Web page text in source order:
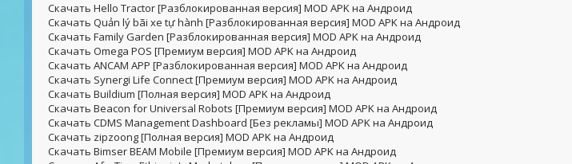
Скачать Hello Tractor [Разблокированная версия] MOD APK на Андроид
Скачать Quản lý bãi xe tự hành [Разблокированная версия] MOD APK на Андроид
Скачать Family Garden [Разблокированная версия] MOD APK на Андроид
Скачать Omega POS [Премиум версия] MOD APK на Андроид
Скачать ANCAM APP [Разблокированная версия] MOD APK на Андроид
Скачать Synergi Life Connect [Премиум версия] MOD APK на Андроид
Скачать Buildium [Полная версия] MOD APK на Андроид
Скачать Beacon for Universal Robots [Премиум версия] MOD APK на Андроид
Скачать CDMS Management Dashboard [Без рекламы] MOD APK на Андроид
Скачать zipzoong [Полная версия] MOD APK на Андроид
Скачать Bimser BEAM Mobile [Премиум версия] MOD APK на Андроид